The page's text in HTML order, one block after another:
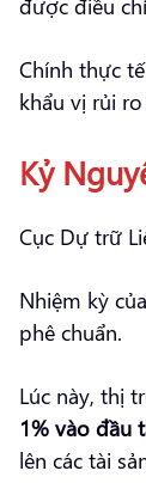
Chính thực
khẩu vị rủi
Kỷ
Cục Dự trữ
Nhiệm kỳ
phê chuẩn.
Lúc này, thị
1% vào đầu
lên các tài